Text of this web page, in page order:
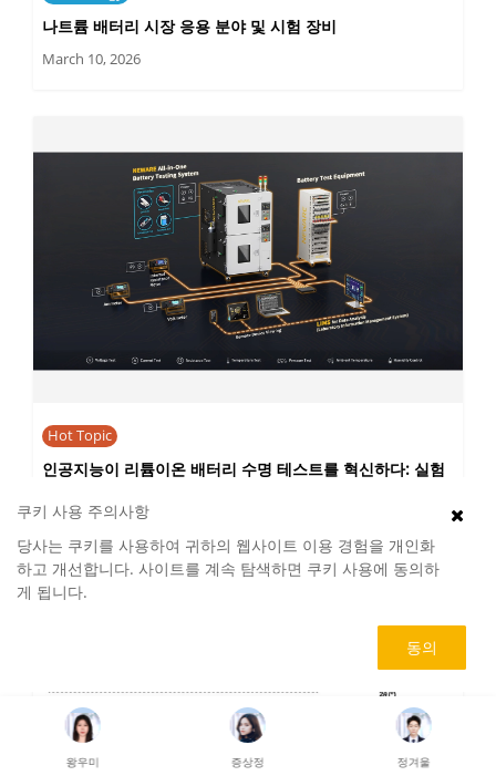
나트륨 배터리 시장 응용 분야 및 시험 장비
March 10, 2026
Hot Topic
인공지능이 리튬이온 배터리 수명 테스트를 혁신하다: 실험
February 27, 2026
왕우미 증상정 정겨울
쿠키 사용 주의사항
당사는 쿠키를 사용하여 귀하의 웹사이트 이용 경험을 개인화
하고 개선합니다. 사이트를 계속 탐색하면 쿠키 사용에 동의하
게 됩니다.
동의